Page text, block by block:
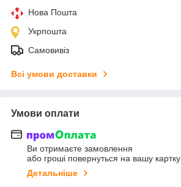
Нова Пошта
Укрпошта
Самовивіз
Всі умови доставки
Умови оплати
Ви отримаєте замовлення
або гроші повернуться на вашу картку
Детальніше